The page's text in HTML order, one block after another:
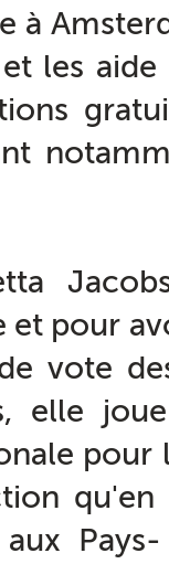
à
les
et pour
vote
elle
pour